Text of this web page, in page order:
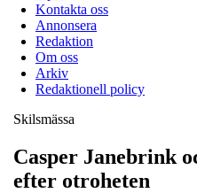
Kontakta oss
Annonsera
Redaktion
Om oss
Arkiv
Redaktionell policy
Skilsmässa
Casper Janebrink
efter otroheten